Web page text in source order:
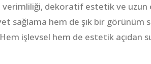
verimliliği, dekoratif estetik ve uzun
sağlama hem de şık bir görünüm
işlevsel hem de estetik açıdan